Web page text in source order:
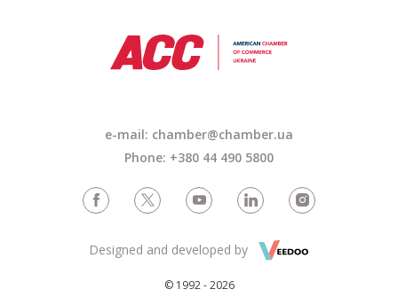
e-mail: chamber@chamber.ua
Phone: +380 44 490 5800
© 1992 - 2026
Designed and developed by